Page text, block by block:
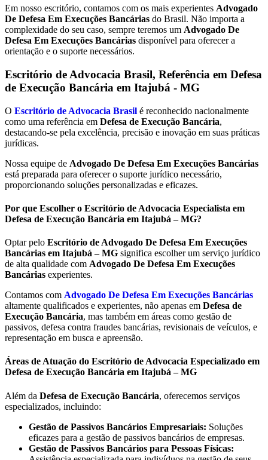
Em nosso escritório, contamos com os mais experientes Advogado
De Defesa Em Execuções Bancárias do Brasil. Não importa a
complexidade do seu caso, sempre teremos um Advogado De
Defesa Em Execuções Bancárias disponível para oferecer a
orientação e o suporte necessários.
Escritório de Advocacia Brasil, Referência em Defesa
de Execução Bancária em Itajubá - MG
O Escritório de Advocacia Brasil é reconhecido nacionalmente
como uma referência em Defesa de Execução Bancária,
destacando-se pela excelência, precisão e inovação em suas práticas
jurídicas.
Nossa equipe de Advogado De Defesa Em Execuções Bancárias
está preparada para oferecer o suporte jurídico necessário,
proporcionando soluções personalizadas e eficazes.
Por que Escolher o Escritório de Advocacia Especialista em
Defesa de Execução Bancária em Itajubá – MG?
Optar pelo Escritório de Advogado De Defesa Em Execuções
Bancárias em Itajubá – MG significa escolher um serviço jurídico
de alta qualidade com Advogado De Defesa Em Execuções
Bancárias experientes.
Contamos com Advogado De Defesa Em Execuções Bancárias
altamente qualificados e experientes, não apenas em Defesa de
Execução Bancária, mas também em áreas como gestão de
passivos, defesa contra fraudes bancárias, revisionais de veículos, e
representação em busca e apreensão.
Áreas de Atuação do Escritório de Advocacia Especializado em
Defesa de Execução Bancária em Itajubá – MG
Além da Defesa de Execução Bancária, oferecemos serviços
especializados, incluindo:
Gestão de Passivos Bancários Empresariais: Soluções
eficazes para a gestão de passivos bancários de empresas.
Gestão de Passivos Bancários para Pessoas Físicas: